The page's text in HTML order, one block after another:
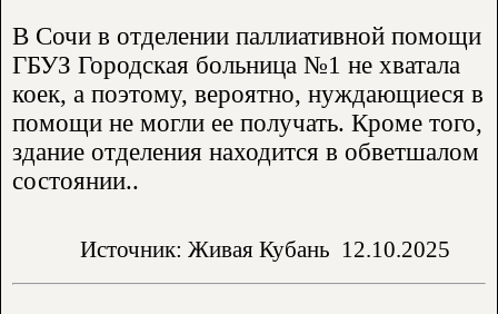
В Сочи в отделении паллиативной помощи
ГБУЗ Городская больница №1 не хватала
коек, а поэтому, вероятно, нуждающиеся в
помощи не могли ее получать. Кроме того,
здание отделения находится в обветшалом
состоянии..
Источник: Живая Кубань 12.10.2025